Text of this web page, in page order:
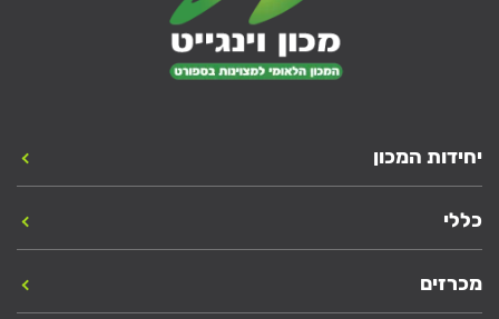
יחידות המכון
כללי
מכרזים